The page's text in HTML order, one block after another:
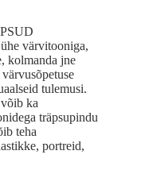
värvitooniga,
kolmanda jne
tulemusi.
ka
träpsupindu
teha
portreid,